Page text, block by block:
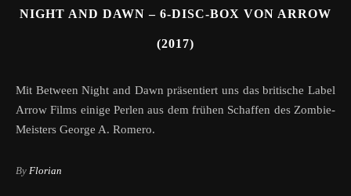
NIGHT AND DAWN – 6-DISC-BOX VON ARROW
(2017)
Mit Between Night and Dawn präsentiert uns das britische Label
Arrow Films einige Perlen aus dem frühen Schaffen des Zombie-
Meisters George A. Romero.
By Florian